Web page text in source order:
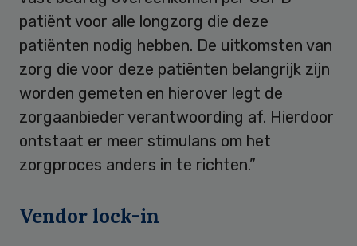
patiënt voor alle longzorg die deze
patiënten nodig hebben. De uitkomsten van
zorg die voor deze patiënten belangrijk zijn
worden gemeten en hierover legt de
zorgaanbieder verantwoording af. Hierdoor
ontstaat er meer stimulans om het
zorgproces anders in te richten.”
Vendor lock-in